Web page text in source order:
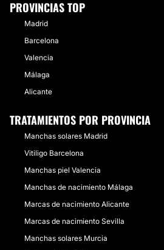
PROVINCIAS TOP
Madrid
Barcelona
Valencia
Málaga
Alicante
TRATAMIENTOS POR PROVINCIA
Manchas solares Madrid
Vitiligo Barcelona
Manchas piel Valencia
Manchas de nacimiento Málaga
Marcas de nacimiento Alicante
Marcas de nacimiento Sevilla
Manchas solares Murcia